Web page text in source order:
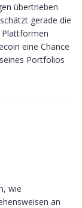
übertrieben
gerade die
Plattformen
eine Chance
Portfolios
wie
an